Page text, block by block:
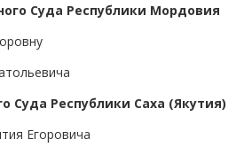
Суда Республики Мордовия
Суда Республики Саха (Якутия)
Егоровича